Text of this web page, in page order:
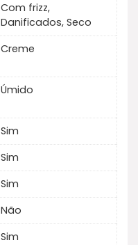
Com frizz,
Danificados, Seco
Creme
Úmido
Sim
Sim
Sim
Não
Sim